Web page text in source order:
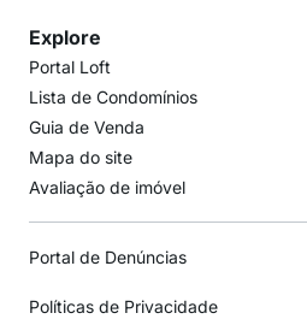
Explore
Portal Loft
Lista de Condomínios
Guia de Venda
Mapa do site
Avaliação de imóvel
Portal de Denúncias
Políticas de Privacidade